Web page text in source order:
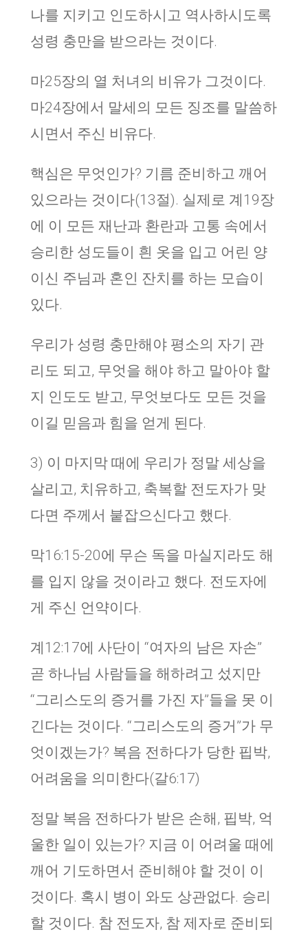
나를 지키고 인도하시고 역사하시도록
성령 충만을 받으라는 것이다.
마25장의 열 처녀의 비유가 그것이다.
마24장에서 말세의 모든 징조를 말씀하
시면서 주신 비유다.
핵심은 무엇인가? 기름 준비하고 깨어
있으라는 것이다(13절). 실제로 계19장
에 이 모든 재난과 환란과 고통 속에서
승리한 성도들이 흰 옷을 입고 어린 양
이신 주님과 혼인 잔치를 하는 모습이
있다.
우리가 성령 충만해야 평소의 자기 관
리도 되고, 무엇을 해야 하고 말아야 할
지 인도도 받고, 무엇보다도 모든 것을
이길 믿음과 힘을 얻게 된다.
3) 이 마지막 때에 우리가 정말 세상을
살리고, 치유하고, 축복할 전도자가 맞
다면 주께서 붙잡으신다고 했다.
막16:15-20에 무슨 독을 마실지라도 해
를 입지 않을 것이라고 했다. 전도자에
게 주신 언약이다.
계12:17에 사단이 “여자의 남은 자손”
곧 하나님 사람들을 해하려고 섰지만
“그리스도의 증거를 가진 자”들을 못 이
긴다는 것이다. “그리스도의 증거”가 무
엇이겠는가? 복음 전하다가 당한 핍박,
어려움을 의미한다(갈6:17)
정말 복음 전하다가 받은 손해, 핍박, 억
울한 일이 있는가? 지금 이 어려울 때에
깨어 기도하면서 준비해야 할 것이 이
것이다. 혹시 병이 와도 상관없다. 승리
할 것이다. 참 전도자, 참 제자로 준비되